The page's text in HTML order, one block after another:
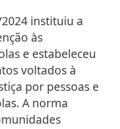
2024 instituiu a
às
e estabeleceu
voltados à
por pessoas e
A norma